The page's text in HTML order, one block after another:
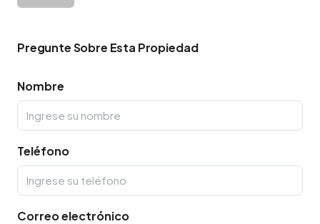
Pregunte Sobre Esta Propiedad
Nombre
Teléfono
Correo electrónico